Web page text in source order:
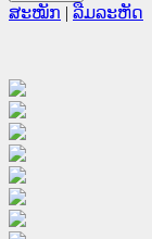
ສະໝັກ | ລືມລະຫັດ